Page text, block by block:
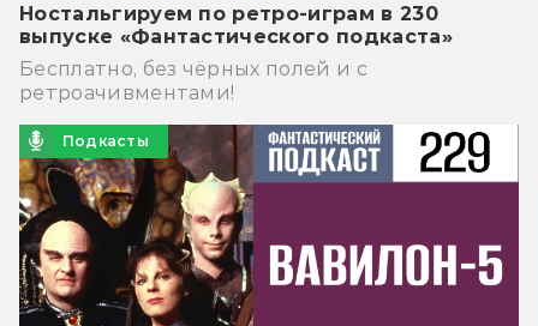
Ностальгируем по ретро-играм в 230
выпуске «Фантастического подкаста»
Бесплатно, без чёрных полей и с
ретроачивментами!
Подкасты